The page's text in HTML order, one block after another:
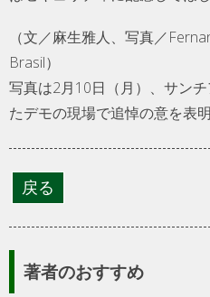
（文／麻生雅人、写真／
Brasil）
写真は2月10日（月）、サン
たデモの現場で追悼の意を表
著者のおすすめ